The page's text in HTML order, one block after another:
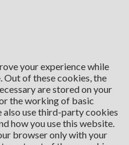
your experience while
Out of these cookies, the
are stored on your
the working of basic
use third-party cookies
how you use this website.
browser only with your